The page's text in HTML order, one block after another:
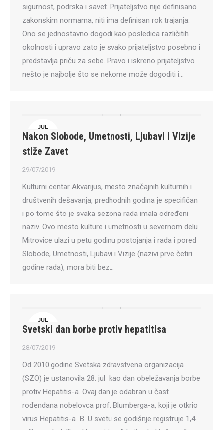
sigurnost, podrska i savet. Prijateljstvo nije definisano
zakonskim normama, niti ima definisan rok trajanja.
Ono se jednostavno dogodi kao posledica različitih
okolnosti i upravo zato je svako prijateljstvo posebno i
predstavlja priču za sebe. Pravo i iskreno prijateljstvo
nešto je najbolje što se nekome može dogoditi i…
JUL
29
Nakon Slobode, Umetnosti, Ljubavi i Vizije
stiže Zavet
29/07/2019
Kulturni centar Akvarijus, mesto značajnih kulturnih i
društvenih dešavanja, predhodnih godina je specifičan
i po tome što je svaka sezona rada imala određeni
naziv. Ovo mesto kulture i umetnosti u severnom delu
Mitrovice ulazi u petu godinu postojanja i rada i pored
Slobode, Umetnosti, Ljubavi i Vizije (nazivi prve četiri
godine rada), mora biti bez…
JUL
28
Svetski dan borbe protiv hepatitisa
28/07/2019
Od 2010.godine Svetska zdravstvena organizacija
(SZO) je ustanovila 28. jul kao dan obeležavanja borbe
protiv Hepatitis-a. Ovaj dan je odabran u čast
rođendana nobelovca prof. Blumberga-a, koji je otkrio
virus Hepatitis-a B. U svetu se godišnje registruje 1,4